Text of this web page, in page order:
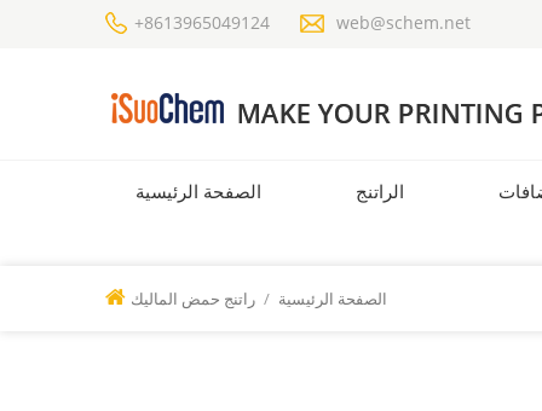
+8613965049124 web@schem.net
الصفحة الرئيسية الراتنج
الصفحة الرئيسية / راتنج حمض الماليك